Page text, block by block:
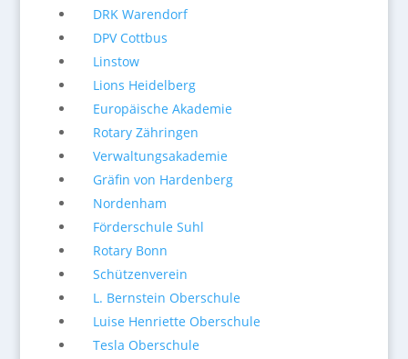
DRK Warendorf
DPV Cottbus
Linstow
Lions Heidelberg
Europäische Akademie
Rotary Zähringen
Verwaltungsakademie
Gräfin von Hardenberg
Nordenham
Förderschule Suhl
Rotary Bonn
Schützenverein
L. Bernstein Oberschule
Luise Henriette Oberschule
Tesla Oberschule